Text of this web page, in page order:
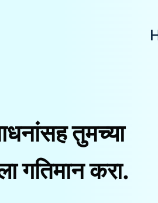
तुमच्या
गतिमान करा.